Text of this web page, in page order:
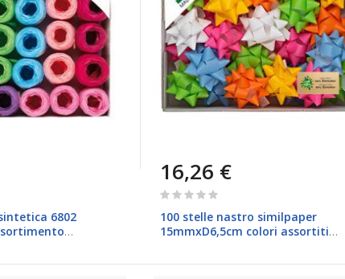
6802
16,26 €
Rating:
100 stelle nastro similpaper
15mmxD6,5cm colori assortiti